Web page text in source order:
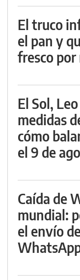
El truco
el pan y
fresco
El Sol,
medidas
cómo
el 9 de
Caída de
mundial:
el envío